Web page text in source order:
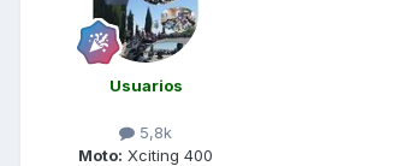
Usuarios
5,8k
Moto: Xciting 400